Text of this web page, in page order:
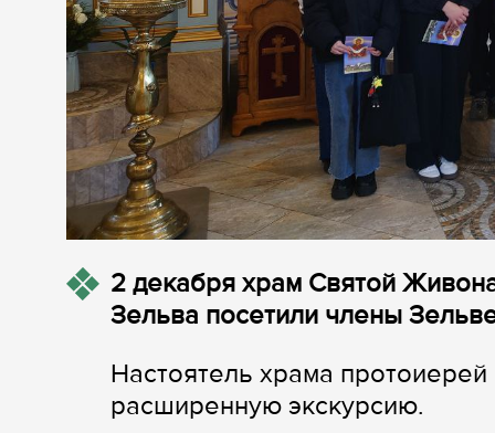
2 декабря храм Святой
Зельва посетили члены
Настоятель храма
расширенную экскурсию.